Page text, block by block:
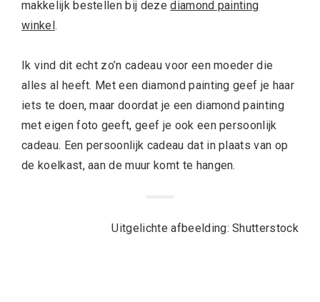
makkelijk bestellen bij dezediamond painting
winkel .
Ik vind dit echt zo’n cadeau voor een moeder die
alles al heeft. Met een diamond painting geef je haar
iets te doen, maar doordat je een diamond painting
met eigen foto geeft, geef je ook een persoonlijk
cadeau. Een persoonlijk cadeau dat in plaats van op
de koelkast, aan de muur komt te hangen.
Uitgelichte afbeelding: Shutterstock